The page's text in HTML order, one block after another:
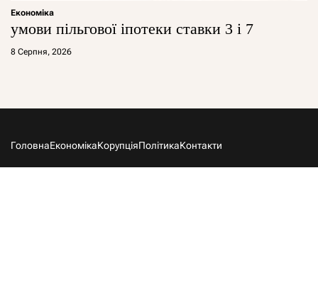
Економіка
умови пільгової іпотеки ставки 3 і 7
8 Серпня, 2026
ГоловнаЕкономікаКорупціяПолітикаКонтакти